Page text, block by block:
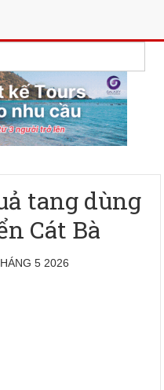
tang dùng
Cát Bà
5 2026